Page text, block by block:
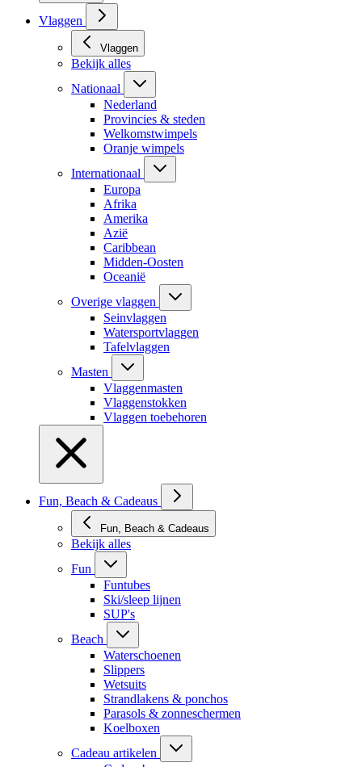
Vlaggen
Vlaggen
Bekijk alles
Nationaal
Nederland
Provincies & steden
Welkomstwimpels
Oranje wimpels
Internationaal
Europa
Afrika
Amerika
Azië
Caribbean
Midden-Oosten
Oceanië
Overige vlaggen
Seinvlaggen
Watersportvlaggen
Tafelvlaggen
Masten
Vlaggenmasten
Vlaggenstokken
Vlaggen toebehoren
Fun, Beach & Cadeaus
Fun, Beach & Cadeaus
Bekijk alles
Fun
Funtubes
Ski/sleep lijnen
SUP's
Beach
Waterschoenen
Slippers
Wetsuits
Strandlakens & ponchos
Parasols & zonneschermen
Koelboxen
Cadeau artikelen